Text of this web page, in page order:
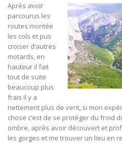
Après avoir
parcourus les
routes montée
les cols et pus
croiser d’autres
motards, en
hauteur il fait
tout de suite
beaucoup plus
frais il y a
nettement plus de vent, si mon
chose c’est de se protéger du froid
ombre, après avoir découvert et
les gorges et me trouver un lieu en